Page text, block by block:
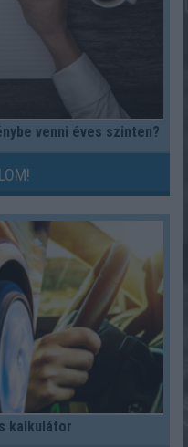
venni éves szinten?
kalkulátor